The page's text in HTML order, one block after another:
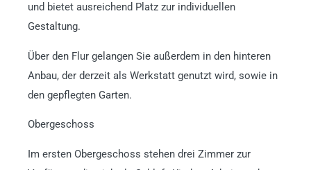
und bietet ausreichend Platz zur individuellen
Gestaltung.
Über den Flur gelangen Sie außerdem in den hinteren
Anbau, der derzeit als Werkstatt genutzt wird, sowie in
den gepflegten Garten.
Obergeschoss
Im ersten Obergeschoss stehen drei Zimmer zur